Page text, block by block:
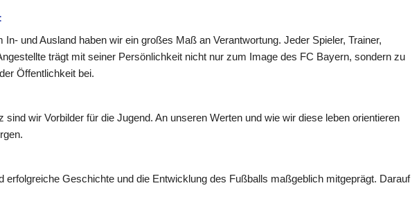
In- und Ausland haben wir ein großes Maß an Verantwortung. Jeder Spieler, Trainer,
trägt mit seiner Persönlichkeit nicht nur zum Image des FC Bayern, sondern zu
Öffentlichkeit bei.
sind wir Vorbilder für die Jugend. An unseren Werten und wie wir diese leben orientieren
erfolgreiche Geschichte und die Entwicklung des Fußballs maßgeblich mitgeprägt. Darauf